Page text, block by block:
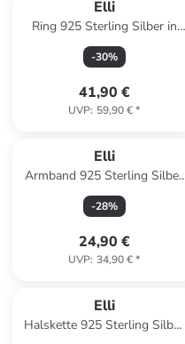
Elli
Ring 925 Sterling Silber in
Silber
-30%
41,90 €
UVP: 59,90 €*
Elli
Armband 925 Sterling Silber
Infinity, Kreis in Blau
-28%
24,90 €
UVP: 34,90 €*
Elli
Halskette 925 Sterling Silber